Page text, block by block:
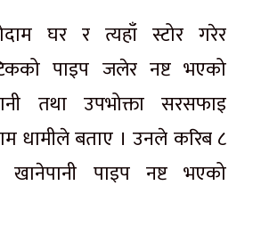
घर र त्यहाँ स्टोर गरेर
पाइप जलेर नष्ट भएको
तथा उपभोक्ता सरसफाइ
धामीले बताए । उनले करिब ८
खानेपानी पाइप नष्ट भएको